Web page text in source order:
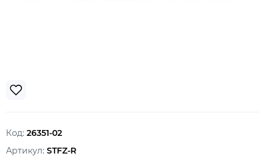
Код: 26351-02
Артикул: STFZ-R